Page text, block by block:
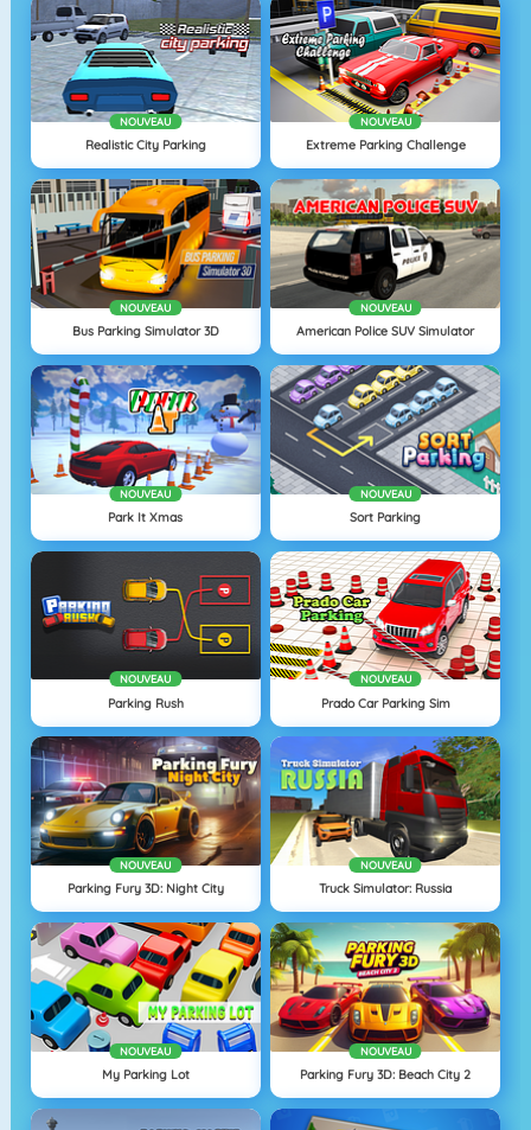
NOUVEAU
Realistic City Parking
NOUVEAU
Extreme Parking Challenge
NOUVEAU
Bus Parking Simulator 3D
NOUVEAU
American Police SUV Simulator
NOUVEAU
Park It Xmas
NOUVEAU
Sort Parking
NOUVEAU
Parking Rush
NOUVEAU
Prado Car Parking Sim
NOUVEAU
Parking Fury 3D: Night City
NOUVEAU
Truck Simulator: Russia
NOUVEAU
My Parking Lot
NOUVEAU
Parking Fury 3D: Beach City 2